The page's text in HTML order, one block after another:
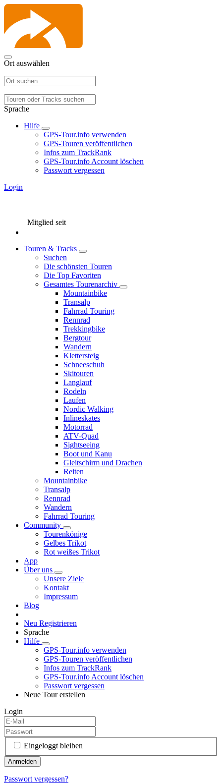
Ort auswählen
Sprache
Hilfe
GPS-Tour.info verwenden
GPS-Touren veröffentlichen
Infos zum TrackRank
GPS-Tour.info Account löschen
Passwort vergessen
Login
Mitglied seit
Touren & Tracks
Suchen
Die schönsten Touren
Die Top Favoriten
Gesamtes Tourenarchiv
Mountainbike
Transalp
Fahrrad Touring
Rennrad
Trekkingbike
Bergtour
Wandern
Klettersteig
Schneeschuh
Skitouren
Langlauf
Rodeln
Laufen
Nordic Walking
Inlineskates
Motorrad
ATV-Quad
Sightseeing
Boot und Kanu
Gleitschirm und Drachen
Reiten
Mountainbike
Transalp
Rennrad
Wandern
Fahrrad Touring
Community
Tourenkönige
Gelbes Trikot
Rot weißes Trikot
App
Über uns
Unsere Ziele
Kontakt
Impressum
Blog
Neu Registrieren
Sprache
Hilfe
GPS-Tour.info verwenden
GPS-Touren veröffentlichen
Infos zum TrackRank
GPS-Tour.info Account löschen
Passwort vergessen
Neue Tour erstellen
Login
Eingeloggt bleiben
Passwort vergessen?